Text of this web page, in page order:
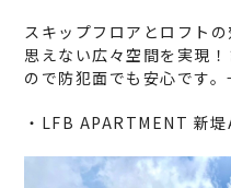
スキップフロアとロフト
思えない広々空間を実現
ので防犯面でも安心です
・LFB APARTMENT 新堤